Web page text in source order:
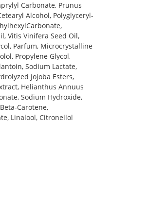
Carbonate, Prunus
Alcohol, Polyglyceryl-
Vitis Vinifera Seed Oil,
Parfum, Microcrystalline
Propylene Glycol,
Sodium Lactate,
Jojoba Esters,
Helianthus Annuus
Sodium Hydroxide,
Carotene,
Linalool, Citronellol